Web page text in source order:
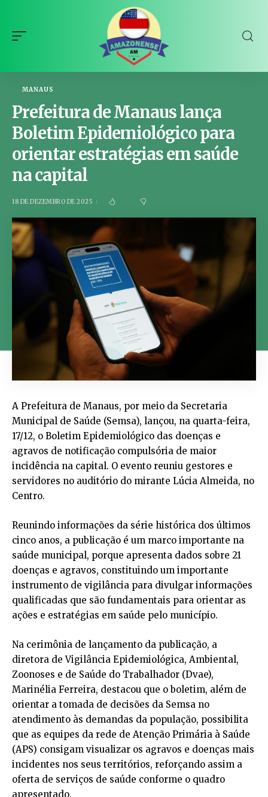
MANAUS
Prefeitura de Manaus lança
Boletim Epidemiológico para
orientar estratégias em saúde
na capital
18 DE DEZEMBRO DE 2025
A Prefeitura de Manaus, por meio da Secretaria
Municipal de Saúde (Semsa), lançou, na quarta-feira,
17/12, o Boletim Epidemiológico das doenças e
agravos de notificação compulsória de maior
incidência na capital. O evento reuniu gestores e
servidores no auditório do mirante Lúcia Almeida, no
Centro.
Reunindo informações da série histórica dos últimos
cinco anos, a publicação é um marco importante na
saúde municipal, porque apresenta dados sobre 21
doenças e agravos, constituindo um importante
instrumento de vigilância para divulgar informações
qualificadas que são fundamentais para orientar as
ações e estratégias em saúde pelo município.
Na cerimônia de lançamento da publicação, a
diretora de Vigilância Epidemiológica, Ambiental,
Zoonoses e de Saúde do Trabalhador (Dvae),
Marinélia Ferreira, destacou que o boletim, além de
orientar a tomada de decisões da Semsa no
atendimento às demandas da população, possibilita
que as equipes da rede de Atenção Primária à Saúde
(APS) consigam visualizar os agravos e doenças mais
incidentes nos seus territórios, reforçando assim a
oferta de serviços de saúde conforme o quadro
apresentado.